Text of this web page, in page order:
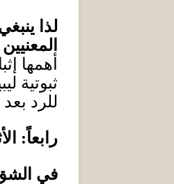
لذا
أهمها
ثبوتية
للرد
رابعاً:
في